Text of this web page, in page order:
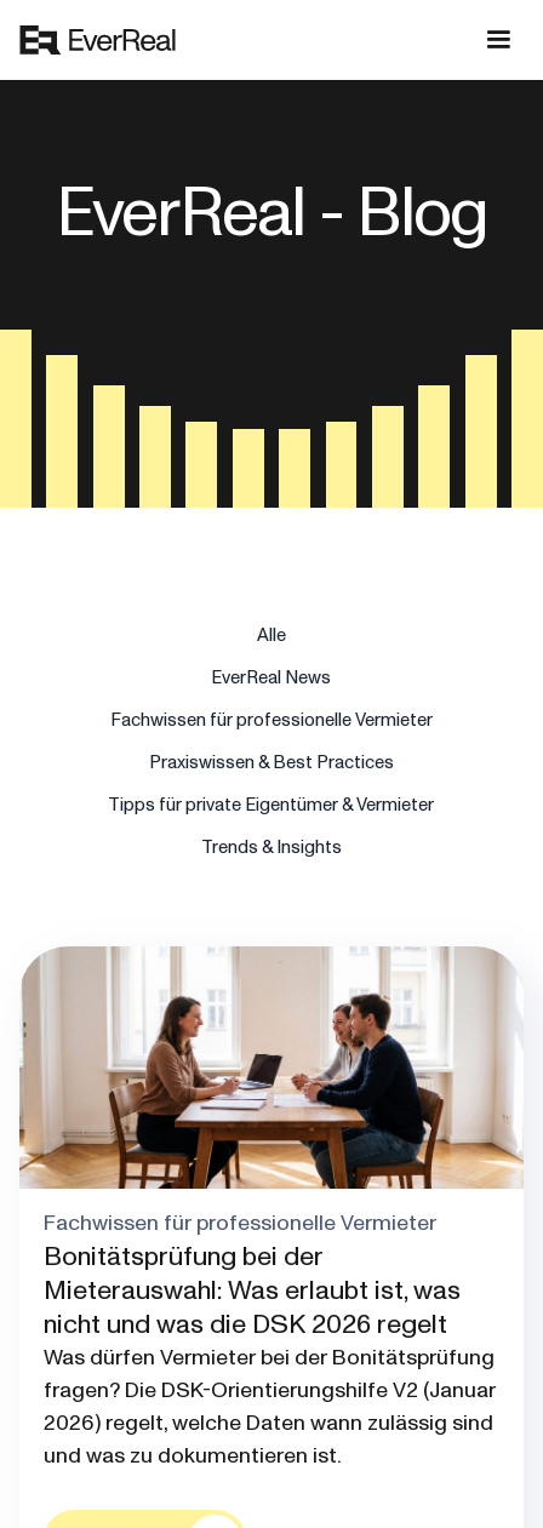
EverReal - Blog
Alle
EverReal News
Fachwissen für professionelle Vermieter
Praxiswissen & Best Practices
Tipps für private Eigentümer & Vermieter
Trends & Insights
Blog post thumbnail
Fachwissen für professionelle Vermieter
Bonitätsprüfung bei der
Mieterauswahl: Was erlaubt ist, was
nicht und was die DSK 2026 regelt
Was dürfen Vermieter bei der Bonitätsprüfung
fragen? Die DSK-Orientierungshilfe V2 (Januar
2026) regelt, welche Daten wann zulässig sind
und was zu dokumentieren ist.